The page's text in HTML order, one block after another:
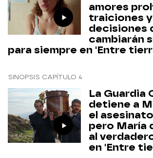
amores
traiciones y
decisiones
cambiarán
para siempre en 'Entre
SINOPSIS CAPÍTULO 4
La Guardia
detiene a
el
pero María
al
en 'Entre